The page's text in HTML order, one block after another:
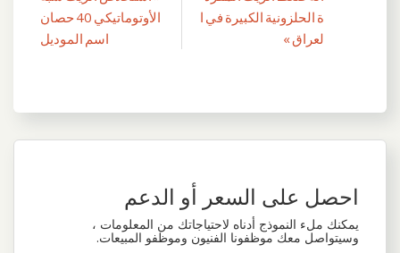
تصفّح
المقالات
الأوتوماتيكي 40 حصان
اسم الموديل
ة الحلزونية الكبيرة في ا
لعراق »
احصل على السعر أو الدعم
يمكنك ملء النموذج أدناه لاحتياجاتك من المعلومات ،
وسيتواصل معك موظفونا الفنيون وموظفو المبيعات.